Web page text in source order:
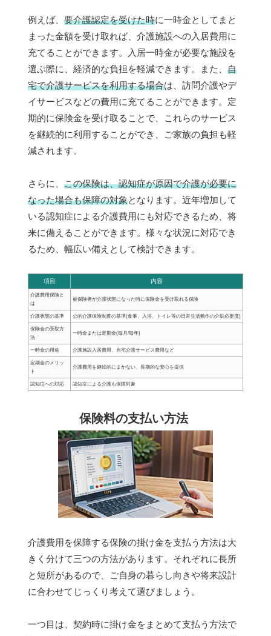
例えば、 要介護認定を受けた時に一時金としてまと
まった金額を受け取れば、介護施設への入居費用に
充てることができます。入居一時金が必要な施設を
選ぶ際に、経済的な負担を軽減できます。また、 自
宅で介護サービスを利用する場合は、訪問介護やデ
イサービスなどの費用に充てることができます。定
期的に保険金を受け取ることで、これらのサービス
を継続的に利用することができ、ご家族の負担も軽
減されます。
さらに、 この保険は、認知症が原因で介護が必要に
なった場合も保障の対象となります。近年増加して
いる認知症による介護費用にも対応できるため、将
来に備えることができます。様々な状況に対応でき
るため、幅広い備えとして検討できます。
項目 内容
介護費用保険と
は
被保険者が介護状態になった時に保険金を受け取れる保険
介護状態の基準 公的介護保険制度の基準(食事、入浴、トイレ等の日常生活動作の介助必要度)
保険金の受取方
法
一時金または定期金(毎月/毎年)
一時金の用途 介護施設入居費用、自宅介護サービス費用など
定期金のメリッ
ト
介護費用を継続的にまかない、長期的な安心を提供
認知症への対応 認知症による介護も保障対象
保険料の支払い方法
介護費用を保障する保険の掛け金を支払う方法は大
きく分けて三つの方法があります。それぞれに長所
と短所があるので、ご自身の暮らし向きや将来設計
に合わせてじっくり考えて選びましょう。
一つ目は、契約時に掛け金をまとめて支払う方法で